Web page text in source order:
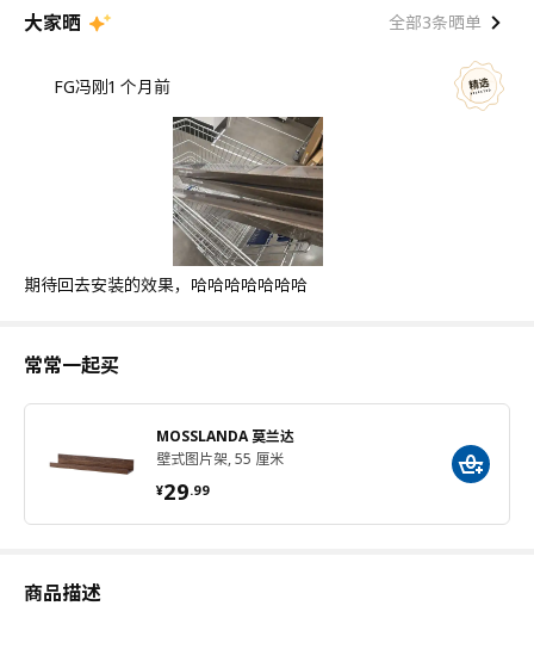
大家晒 全部3条晒单
FG冯刚1 个月前
期待回去安装的效果，哈哈哈哈哈哈哈
常常一起买
MOSSLANDA 莫兰达
壁式图片架, 55 厘米
¥29.99
¥ 29.99
商品描述